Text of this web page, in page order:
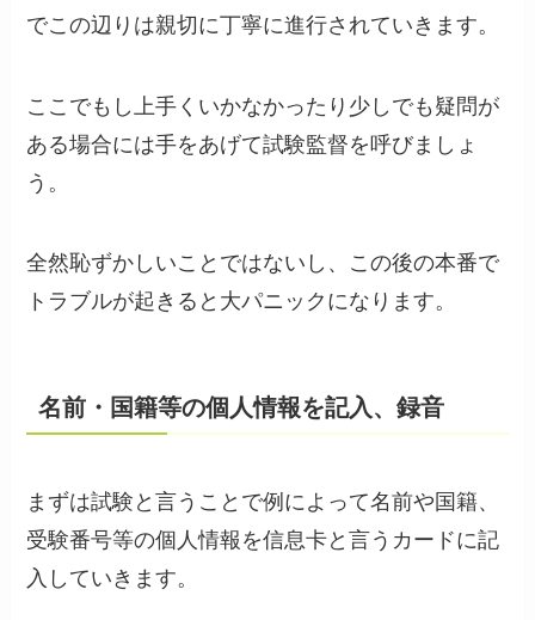
でこの辺りは親切に丁寧に進行されていきます。
ここでもし上手くいかなかったり少しでも疑問が
ある場合には手をあげて試験監督を呼びましょ
う。
全然恥ずかしいことではないし、この後の本番で
トラブルが起きると大パニックになります。
名前・国籍等の個人情報を記入、録音
まずは試験と言うことで例によって名前や国籍、
受験番号等の個人情報を信息卡と言うカードに記
入していきます。